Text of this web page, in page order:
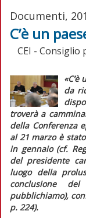
Documenti,
C’è un
CEI - Consiglio
da
troverà a
della Conferenza
al 21 marzo è
in gennaio (cf.
del presidente
luogo della
conclusione
pubblichiamo),
p. 224).